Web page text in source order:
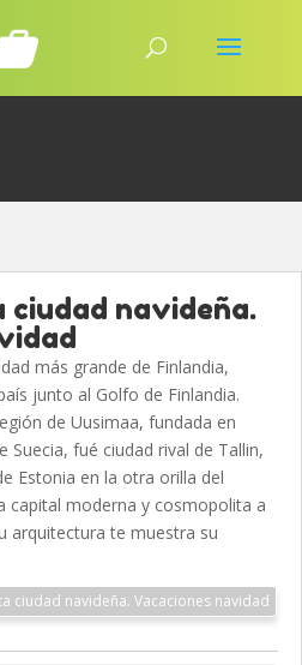
ciudad navideña.
más grande de Finlandia,
junto al Golfo de Finlandia.
de Uusimaa, fundada en
Suecia, fué ciudad rival de Tallin,
Estonia en la otra orilla del
capital moderna y cosmopolita a
arquitectura te muestra su
ciudad navideña. Vacaciones navidad